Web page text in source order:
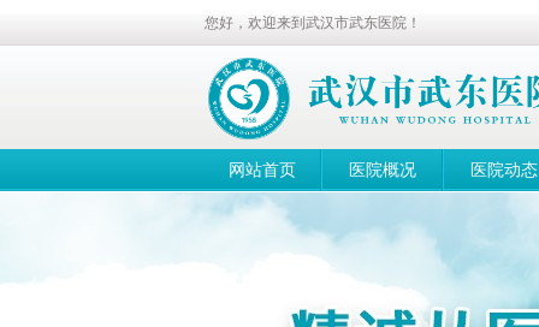
您好，欢迎来到武汉市武东医院！
网站首页 医院概况 医院动态